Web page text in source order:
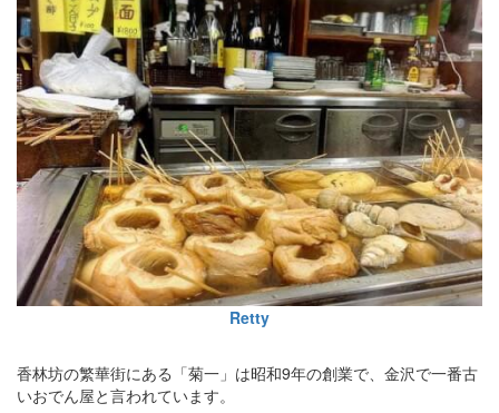
Retty
香林坊の繁華街にある「菊一」は昭和9年の創業で、金沢で一番古
いおでん屋と言われています。